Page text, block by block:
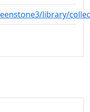
library/